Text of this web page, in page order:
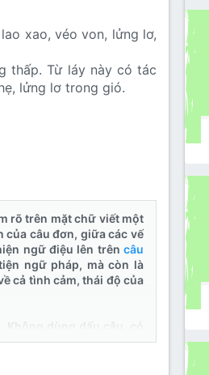
xao, véo von, lửng lơ,
thấp. Từ láy này có tác
lửng lơ trong gió.
rõ trên mặt chữ viết một
của câu đơn, giữa các vế
ngữ điệu lên trên câu
ngữ pháp, mà còn là
cả tình cảm, thái độ của
dùng dấu câu, có
sai nghĩa.